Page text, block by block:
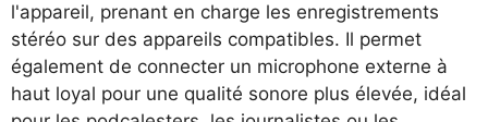
l'appareil, prenant en charge les enregistrements
stéréo sur des appareils compatibles. Il permet
également de connecter un microphone externe à
haut loyal pour une qualité sonore plus élevée, idéal